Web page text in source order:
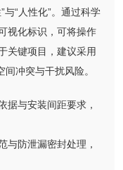
与“人性化”。通过科学
视化标识，可将操作
关键项目，建议采用
冲突与干扰风险。
据与安装间距要求，
与防泄漏密封处理，